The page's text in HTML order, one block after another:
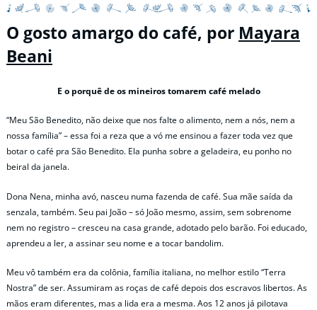
O gosto amargo do café, por Mayara
Beani
E o porquê de os mineiros tomarem café melado
“Meu São Benedito, não deixe que nos falte o alimento, nem a nós, nem a
nossa família” – essa foi a reza que a vó me ensinou a fazer toda vez que
botar o café pra São Benedito. Ela punha sobre a geladeira, eu ponho no
beiral da janela.
Dona Nena, minha avó, nasceu numa fazenda de café. Sua mãe saída da
senzala, também. Seu pai João – só João mesmo, assim, sem sobrenome
nem no registro – cresceu na casa grande, adotado pelo barão. Foi educado,
aprendeu a ler, a assinar seu nome e a tocar bandolim.
Meu vô também era da colônia, família italiana, no melhor estilo “Terra
Nostra” de ser. Assumiram as roças de café depois dos escravos libertos. As
mãos eram diferentes, mas a lida era a mesma. Aos 12 anos já pilotava